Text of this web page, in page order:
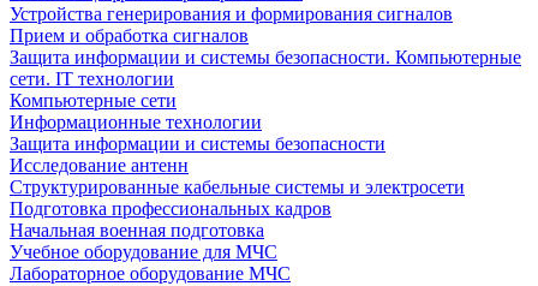
Устройства генерирования и формирования сигналов
Прием и обработка сигналов
Защита информации и системы безопасности. Компьютерные
сети. IT технологии
Компьютерные сети
Информационные технологии
Защита информации и системы безопасности
Исследование антенн
Структурированные кабельные системы и электросети
Подготовка профессиональных кадров
Начальная военная подготовка
Учебное оборудование для МЧС
Лабораторное оборудование МЧС